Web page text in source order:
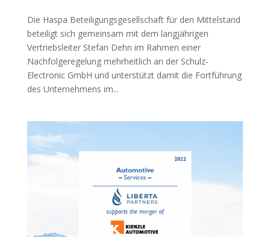
Die Haspa Beteiligungsgesellschaft für den Mittelstand
beteiligt sich gemeinsam mit dem langjährigen
Vertriebsleiter Stefan Dehn im Rahmen einer
Nachfolgeregelung mehrheitlich an der Schulz-
Electronic GmbH und unterstützt damit die Fortführung
des Unternehmens im...